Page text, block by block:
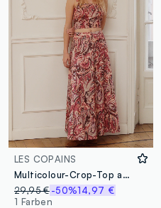
LES COPAINS
Multicolour-Crop-Top aus Baumwoll- und Leinenmix
29,95 €-50%14,97 €
1 Farben